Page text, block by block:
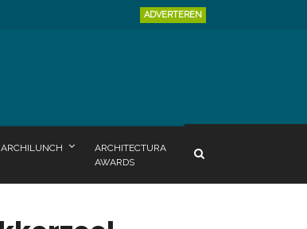
ADVERTEREN
ARCHILUNCH
ARCHITECTURA
AWARDS